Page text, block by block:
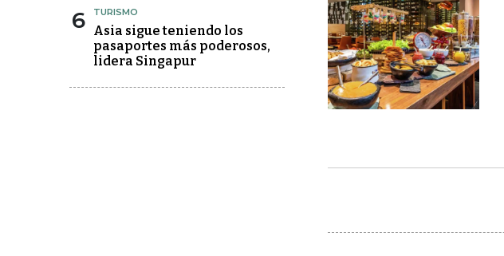
6 TURISMO
Asia sigue teniendo los
pasaportes más poderosos,
lidera Singapur